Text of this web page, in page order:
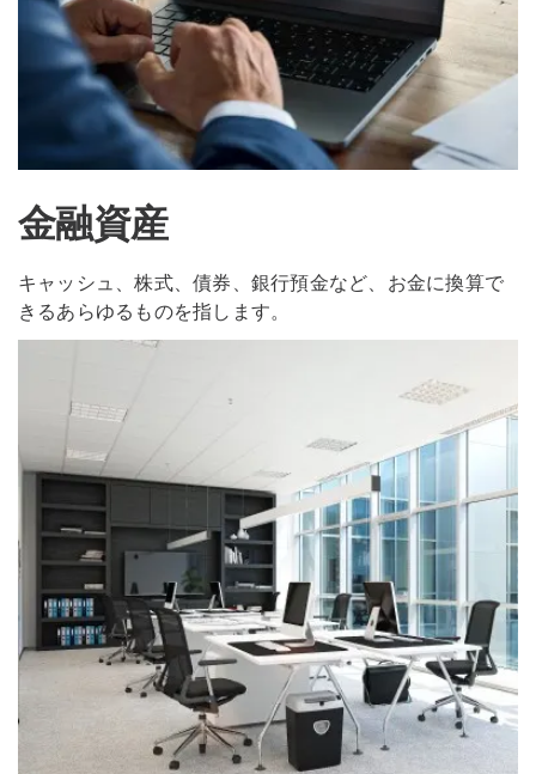
金融資産
キャッシュ、株式、債券、銀行預金など、お金に換算で
きるあらゆるものを指します。